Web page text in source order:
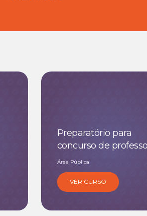
Preparatório para
concurso de
Área Pública
VER CURSO